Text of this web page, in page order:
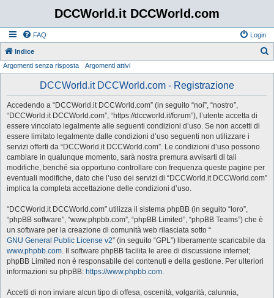
DCCWorld.it DCCWorld.com
FAQ Login
Indice
Argomenti senza risposta Argomenti attivi
DCCWorld.it DCCWorld.com - Registrazione
Accedendo a “DCCWorld.it DCCWorld.com” (in seguito “noi”, “nostro”,
“DCCWorld.it DCCWorld.com”, “https://dccworld.it/forum”), l’utente accetta di
essere vincolato legalmente alle seguenti condizioni d’uso. Se non accetti di
essere limitato legalmente dalle condizioni d’uso seguenti non utilizzare i
servizi offerti da “DCCWorld.it DCCWorld.com”. Le condizioni d’uso possono
cambiare in qualunque momento, sarà nostra premura avvisarti di tali
modifiche, benché sia opportuno controllare con frequenza queste pagine per
eventuali modifiche, dato che l’uso dei servizi di “DCCWorld.it DCCWorld.com”
implica la completa accettazione delle condizioni d’uso.
“DCCWorld.it DCCWorld.com” utilizza il sistema phpBB (in seguito “loro”,
“phpBB software”, “www.phpbb.com”, “phpBB Limited”, “phpBB Teams”) che è
un software per la creazione di comunità web rilasciata sotto “
GNU General Public License v2” (in seguito “GPL”) liberamente scaricabile da
www.phpbb.com. Il software phpBB facilita le aree di discussione internet;
phpBB Limited non è responsabile dei contenuti e della gestione. Per ulteriori
informazioni su phpBB: https://www.phpbb.com.
Accetti di non inviare alcun tipo di offesa, oscenità, volgarità, calunnia,